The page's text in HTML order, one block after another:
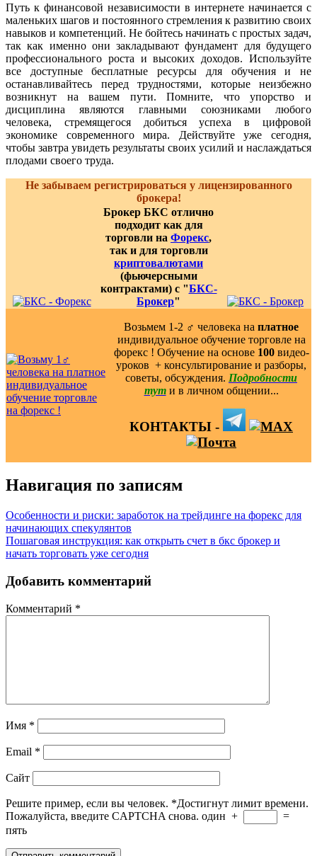
Путь к финансовой независимости в интернете начинается с
маленьких шагов и постоянного стремления к развитию своих
навыков и компетенций. Не бойтесь начинать с простых задач,
так как именно они закладывают фундамент для будущего
профессионального роста и высоких доходов. Используйте
все доступные бесплатные ресурсы для обучения и не
останавливайтесь перед трудностями, которые неизбежно
возникнут на вашем пути. Помните, что упорство и
дисциплина являются главными союзниками любого
человека, стремящегося добиться успеха в цифровой
экономике современного мира. Действуйте уже сегодня,
чтобы завтра увидеть результаты своих усилий и наслаждаться
плодами своего труда.
Не забываем регистрироваться у лицензированного
брокера!
Брокер БКС отлично
подходит как для
торговли на Форекс,
так и для торговли
криптовалютами
(фьючерсными
контрактами) с "БКС-
Брокер"
Возьмем 1-2 ‍♂️ человека на платное
индивидуальное обучение торговле на
форекс ! Обучение на основе 100видео-
уроков ️ + консультирование и разборы,
советы, обсуждения. Подробности
тут и в личном общении...
КОНТАКТЫ -
Навигация по записям
Особенности и риски: заработок на трейдинге на форекс для
начинающих спекулянтов
Пошаговая инструкция: как открыть счет в бкс брокер и
начать торговать уже сегодня
Добавить комментарий
Комментарий *
Имя *
Email *
Сайт
Решите пример, если вы человек. *Достигнут лимит времени.
Пожалуйста, введите CAPTCHA снова. один +
=
пять